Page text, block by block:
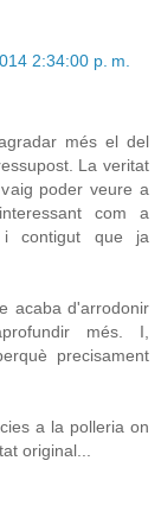
2:34:00 p. m.
més el del
La veritat
poder veure a
com a
i contigut que ja
acaba d'arrodonir
més. I,
precisament
a la polleria on
original...